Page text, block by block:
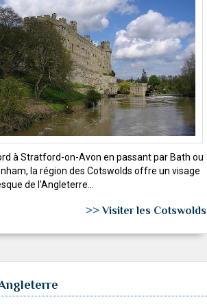
à Stratford-on-Avon en passant par Bath ou
la région des Cotswolds offre un visage
de l'Angleterre...
>>Visiter les Cotswolds